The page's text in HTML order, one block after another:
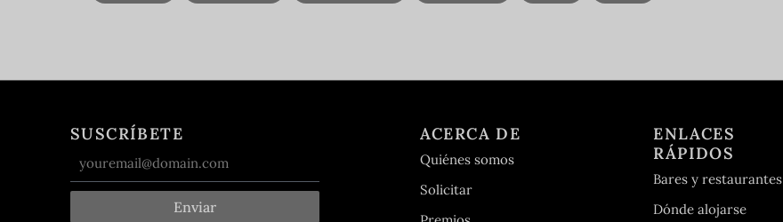
SUSCRÍBETE
Enviar
ACERCA DE
Quiénes somos
Solicitar
ENLACES
RÁPIDOS
Bares y restaurantes
Dónde alojarse